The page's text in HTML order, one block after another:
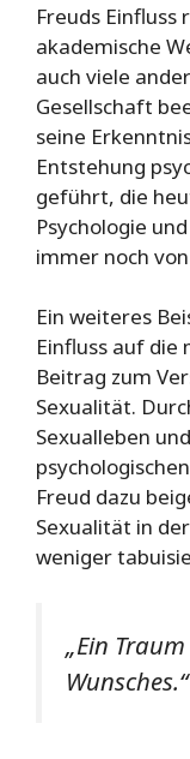
Freuds
akademische
auch viele
Gesellschaft
seine
Entstehung
geführt, die
Psychologie
immer noch
Ein weiteres
Einfluss auf die
Beitrag zum
Sexualität.
Sexualleben
Freud dazu
Sexualität in
weniger
„Ein
Wunsches.“